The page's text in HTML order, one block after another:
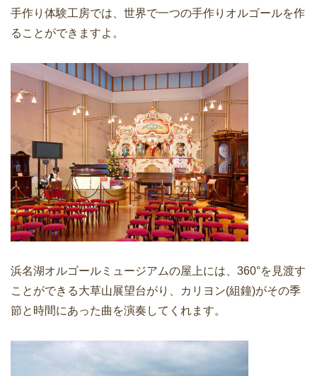
手作り体験工房では、世界で一つの手作りオルゴールを作
ることができますよ。
浜名湖オルゴールミュージアムの屋上には、360°を見渡す
ことができる大草山展望台がり、カリヨン(組鐘)がその季
節と時間にあった曲を演奏してくれます。